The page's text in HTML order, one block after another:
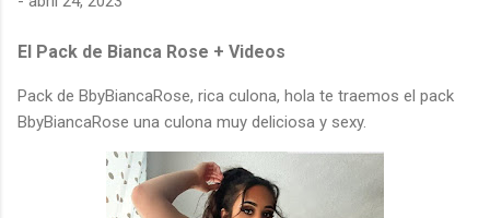
El Pack de Bianca Rose + Videos
Pack de BbyBiancaRose, rica culona, hola te traemos el pack
BbyBiancaRose una culona muy deliciosa y sexy.